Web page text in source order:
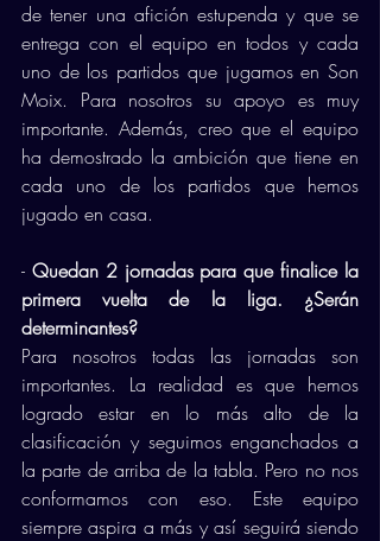
de tener una afición estupenda y que se
entrega con el equipo en todos y cada
uno de los partidos que jugamos en Son
Moix. Para nosotros su apoyo es muy
importante. Además, creo que el equipo
ha demostrado la ambición que tiene en
cada uno de los partidos que hemos
jugado en casa.
- Quedan 2 jornadas para que finalice la
primera vuelta de la liga. ¿Serán
determinantes?
Para nosotros todas las jornadas son
importantes. La realidad es que hemos
logrado estar en lo más alto de la
clasificación y seguimos enganchados a
la parte de arriba de la tabla. Pero no nos
conformamos con eso. Este equipo
siempre aspira a más y así seguirá siendo